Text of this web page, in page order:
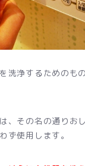
洗浄するためのも
、その名の通りお
ず使用します。